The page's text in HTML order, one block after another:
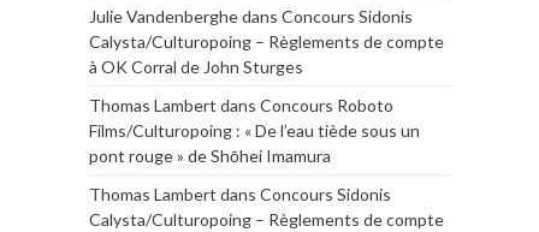
Julie Vandenberghedans Concours Sidonis
Calysta/Culturopoing – Règlements de compte
à OK Corral de John Sturges
Thomas Lambert dans Concours Roboto
Films/Culturopoing : « De l’eau tiède sous un
pont rouge » de Shōhei Imamura
Thomas Lambert dans Concours Sidonis
Calysta/Culturopoing – Règlements de compte